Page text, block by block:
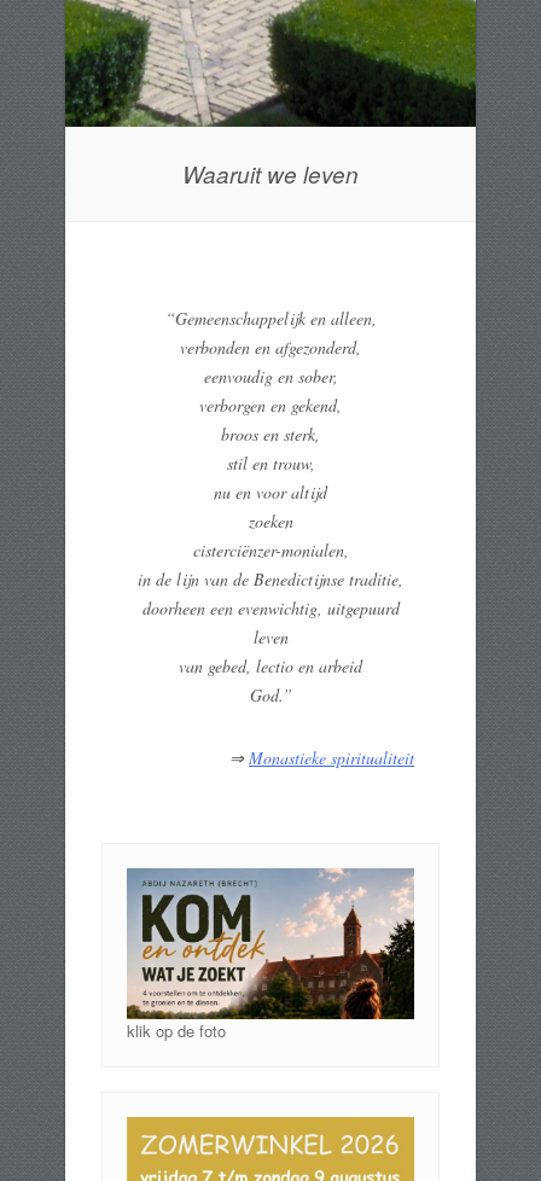
Waaruit we leven
“Gemeenschappelijk en alleen,
verbonden en afgezonderd,
eenvoudig en sober,
verborgen en gekend,
broos en sterk,
stil en trouw,
nu en voor altijd
zoeken
cisterciënzer-monialen,
in de lijn van de Benedictijnse traditie,
doorheen een evenwichtig, uitgepuurd
leven
van gebed, lectio en arbeid
God.”
⇒ Monastieke spiritualiteit
klik op de foto